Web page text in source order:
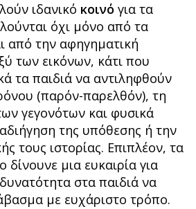
ιδανικό κοινό για τα
όχι μόνο από τα
από την αφηγηματική
των εικόνων, κάτι που
τα παιδιά να αντιληφθούν
(παρόν-παρελθόν), τη
γεγονότων και φυσικά
της υπόθεσης ή την
τους ιστορίας. Επιπλέον, τα
δίνουνε μια ευκαιρία για
στα παιδιά να
με ευχάριστο τρόπο.